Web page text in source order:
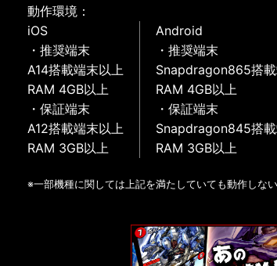
動作環境：
iOS
・推奨端末
A14搭載端末以上
RAM 4GB以上
・保証端末
A12搭載端末以上
RAM 3GB以上
Android
・推奨端末
Snapdragon865搭
RAM 4GB以上
・保証端末
Snapdragon845搭
RAM 3GB以上
※一部機種に関しては上記を満たしていても動作しな